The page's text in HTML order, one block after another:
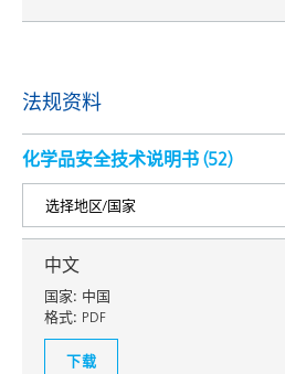
法规资料
化学品安全技术说明书 (52)
中文
国家: 中国
格式: PDF
下载